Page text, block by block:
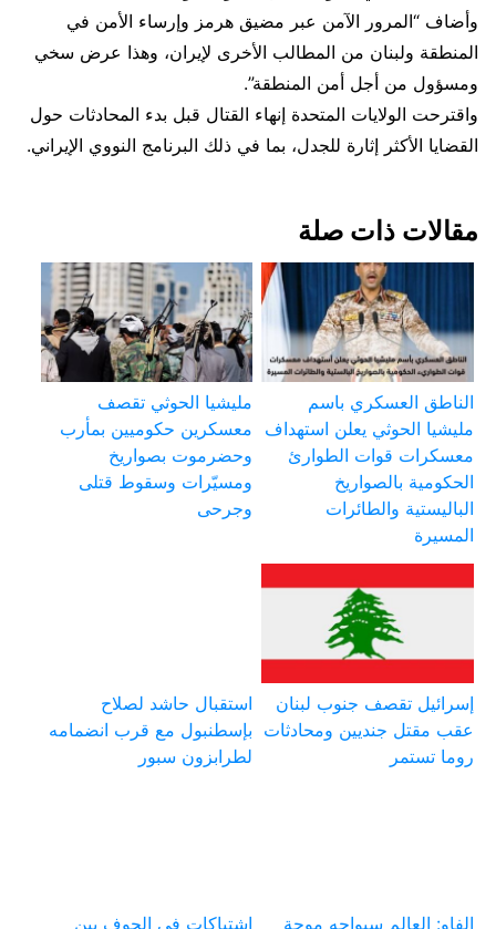
وأضاف “المرور الآمن عبر مضيق هرمز وإرساء الأمن في
المنطقة ولبنان من المطالب الأخرى لإيران، وهذا عرض سخي
ومسؤول ⁠من أجل أمن المنطقة”.
واقترحت الولايات المتحدة إنهاء القتال قبل بدء المحادثات حول
القضايا الأكثر إثارة للجدل، بما في ذلك البرنامج النووي الإيراني.
مقالات ذات صلة
الناطق العسكري باسم
مليشيا الحوثي يعلن استهداف
معسكرات قوات الطوارئ
الحكومية بالصواريخ
الباليستية والطائرات
المسيرة
مليشيا الحوثي تقصف
معسكرين حكوميين بمأرب
وحضرموت بصواريخ
ومسيّرات وسقوط قتلى
وجرحى
إسرائيل تقصف جنوب لبنان
عقب مقتل جنديين ومحادثات
روما تستمر
استقبال حاشد لصلاح
بإسطنبول مع قرب انضمامه
لطرابزون سبور
الفاو: العالم سيواجه موجة
اشتباكات في الجوف بين